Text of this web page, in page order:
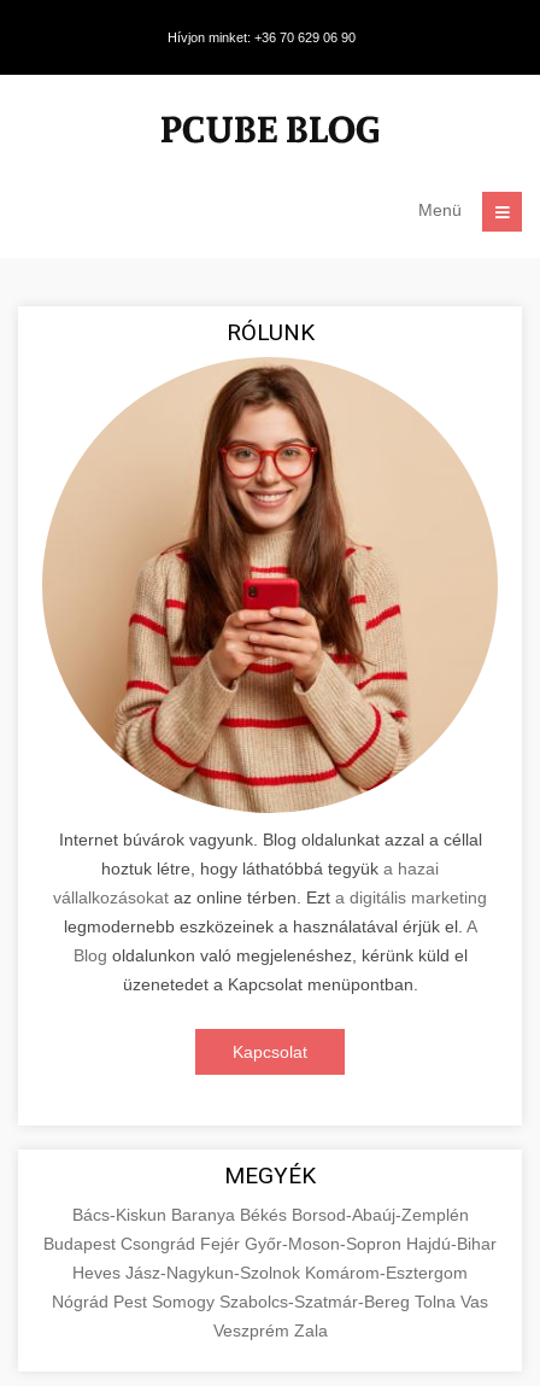
Hívjon minket: +36 70 629 06 90
Menü
RÓLUNK
Internet búvárok vagyunk. Blog oldalunkat azzal a céllal
hoztuk létre, hogy láthatóbbá tegyük a hazai
vállalkozásokat az online térben. Ezt a digitális marketing
legmodernebb eszközeinek a használatával érjük el. A
Blog oldalunkon való megjelenéshez, kérünk küld el
üzenetedet a Kapcsolat menüpontban.
Kapcsolat
MEGYÉK
Bács-Kiskun Baranya Békés Borsod-Abaúj-Zemplén
Budapest Csongrád Fejér Győr-Moson-Sopron Hajdú-Bihar
Heves Jász-Nagykun-Szolnok Komárom-Esztergom
Nógrád Pest Somogy Szabolcs-Szatmár-Bereg Tolna Vas
Veszprém Zala